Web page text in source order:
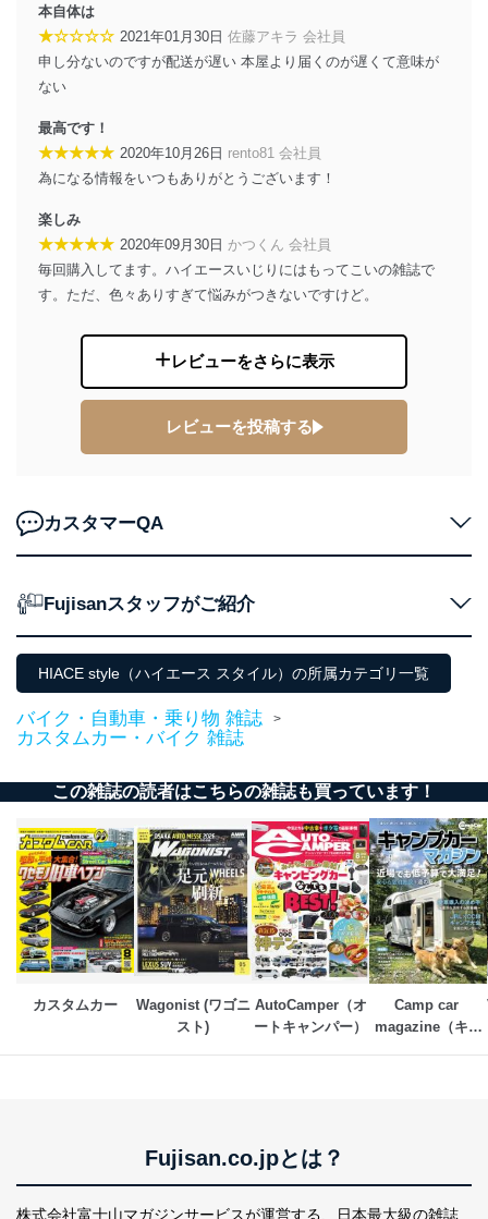
適切、かつ迅速に対応させていただきます。
株式会社富士山マガジンサービス 個人情報問い合わせ
係
e-mail：
改訂：2025年2月20日
制定：2005年4月1日
代表取締役会長 西野 伸一郎
個人情報の取扱いについて
１．個人情報保護管理者
当社は以下の個人情報保護管理者を設置し、個人情報保
護管理者の責任のもと、個人情報を取得・アクセス・利
用・提供・管理いたします。
東京都渋谷区南平台町16-11
りです。
No
個人情報の種類 利用目的
当社の定期購読サ
ービス等をご利用
商品代金回収のため
ス、キャンペーン等の広告の案内
のため
閲覧履歴や購買履歴等の情報を分
析して、趣味・嗜好に
応じた新商品・サービスに関する
広告のため
2
当社にお問合わせ
いただいた方の個
人情報
お問い合わせ対応、トラブル対
処、オペレーター教育など応対品
質向上のため
3
Aサービス利用者
カスタマーQ＆Aサイトの投稿内容
の確認のため
ｅメール等によるカスタマーQ＆A
ため
ｅメール等による商品、サービ
ス、キャンペーン等の広告に関す
め
パートナー（提携
企業）からの委託
購入商品配送のため
提携企業及びお客様がご購入され
本自体は
★☆☆☆☆ 2021年01月30日 佐藤アキラ 会社員
申し分ないのですが配送が遅い 本屋より届くのが遅くて意味が
ない
最高です！
★★★★★ 2020年10月26日 rento81 会社員
為になる情報をいつもありがとうございます！
楽しみ
★★★★★ 2020年09月30日 かつくん 会社員
毎回購入してます。ハイエースいじりにはもってこいの雑誌で
す。ただ、色々ありすぎて悩みがつきないですけど。
レビューをさらに表示
レビューを投稿する
カスタマーQA
Fujisanスタッフがご紹介
HIACE style（ハイエース スタイル）の所属カテゴリ一覧
バイク・自動車・乗り物 雑誌 >
カスタムカー・バイク 雑誌
この雑誌の読者はこちらの雑誌も買っています！
カスタムカー
Wagonist (ワゴニ
スト)
AutoCamper（オ
ートキャンパー）
Camp car
magazine（キャ
Fujisan.co.jpとは？
株式会社富士山マガジンサービスが運営する、
日本最大級の雑誌